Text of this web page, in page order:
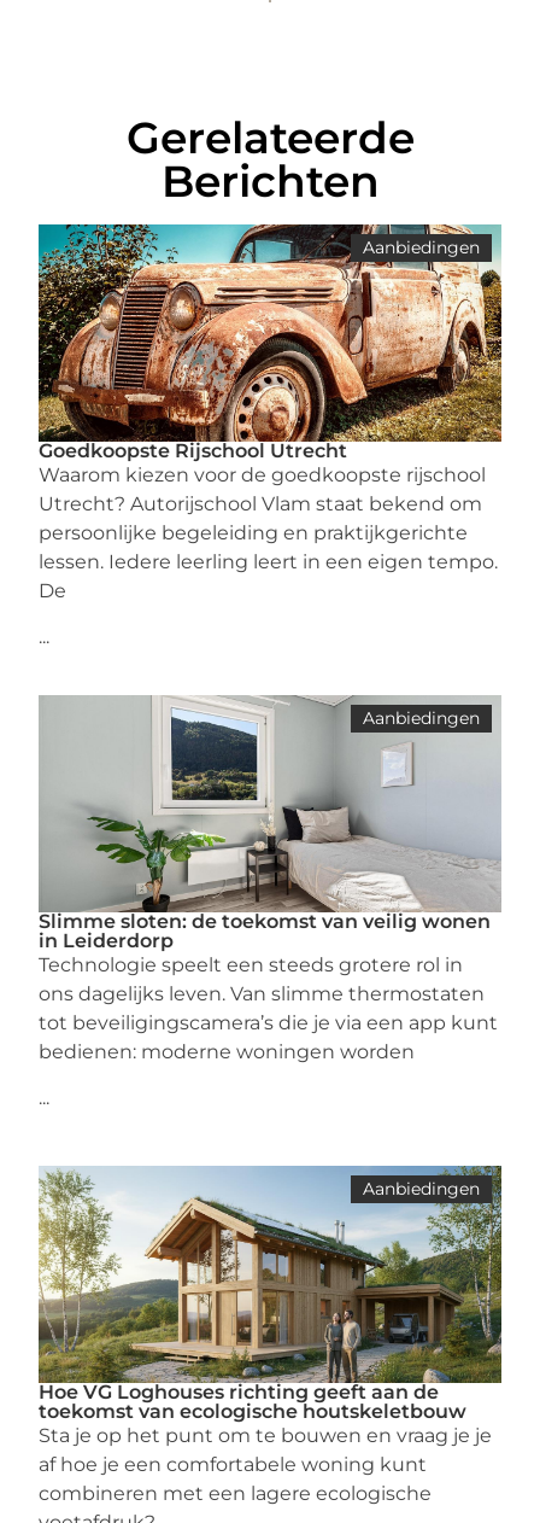
Gerelateerde
Berichten
Aanbiedingen
Goedkoopste Rijschool Utrecht
Waarom kiezen voor de goedkoopste rijschool
Utrecht? Autorijschool Vlam staat bekend om
persoonlijke begeleiding en praktijkgerichte
lessen. Iedere leerling leert in een eigen tempo.
De
...
Aanbiedingen
Slimme sloten: de toekomst van veilig wonen
in Leiderdorp
Technologie speelt een steeds grotere rol in
ons dagelijks leven. Van slimme thermostaten
tot beveiligingscamera’s die je via een app kunt
bedienen: moderne woningen worden
...
Aanbiedingen
Hoe VG Loghouses richting geeft aan de
toekomst van ecologische houtskeletbouw
Sta je op het punt om te bouwen en vraag je je
af hoe je een comfortabele woning kunt
combineren met een lagere ecologische